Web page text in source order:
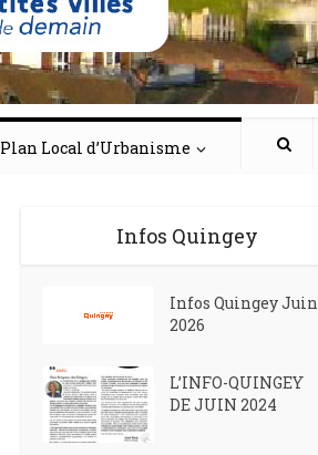
Plan Local d’Urbanisme
Infos Quingey
Infos Quingey Juin
2026
L’INFO-QUINGEY
DE JUIN 2024